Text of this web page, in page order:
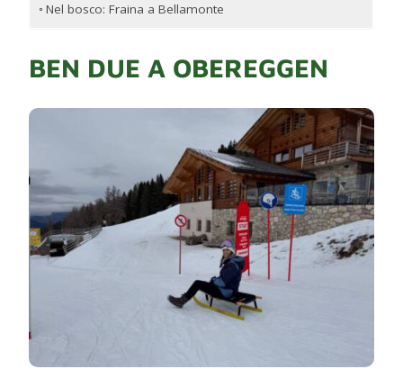
Nel bosco: Fraina a Bellamonte
BEN DUE A OBEREGGEN